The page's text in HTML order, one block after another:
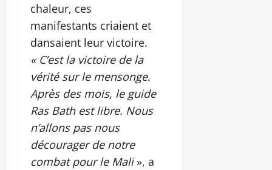
chaleur, ces
manifestants criaient et
dansaient leur victoire.
« C’est la victoire de la
vérité sur le mensonge.
Après des mois, le guide
Ras Bath est libre. Nous
n’allons pas nous
décourager de notre
combat pour le Mali», a